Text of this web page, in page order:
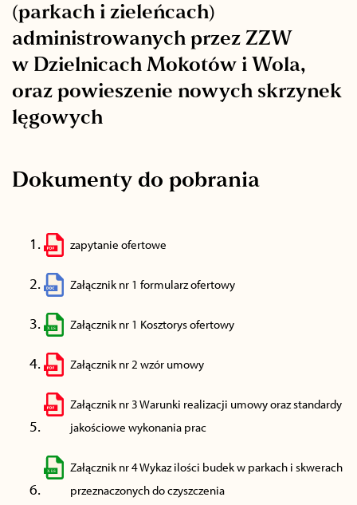
(parkach i zieleńcach)
administrowanych przez ZZW
w Dzielnicach Mokotów i Wola,
oraz powieszenie nowych skrzynek
lęgowych
Dokumenty do pobrania
zapytanie ofertowe
Załącznik nr 1 formularz ofertowy
Załącznik nr 1 Kosztorys ofertowy
Załącznik nr 2 wzór umowy
Załącznik nr 3 Warunki realizacji umowy oraz standardy
jakościowe wykonania prac
Załącznik nr 4 Wykaz ilości budek w parkach i skwerach
przeznaczonych do czyszczenia